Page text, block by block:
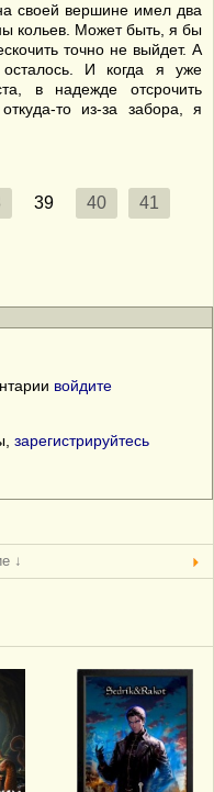
своей вершине имел два
кольев. Может быть, я бы
точно не выйдет. А
И когда я уже
в надежде отсрочить
то из-за забора, я
39 40 41
войдите
зарегистрируйтесь
↓